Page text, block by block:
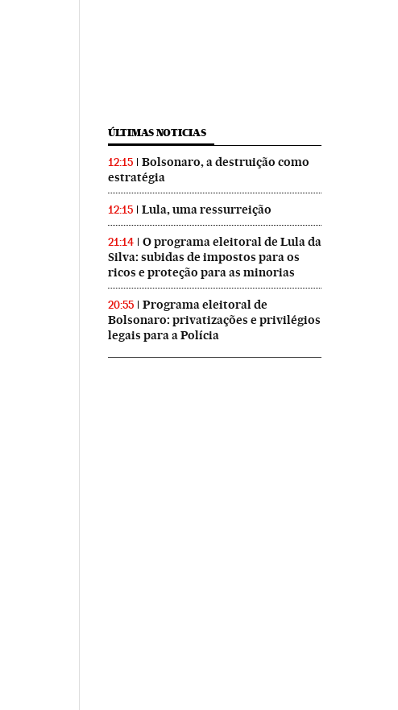
ÚLTIMAS NOTICIAS
12:15
Bolsonaro, a destruição como
estratégia
12:15 Lula, uma ressurreição
21:14
O programa eleitoral de Lula da
Silva: subidas de impostos para os
ricos e proteção para as minorias
20:55
Programa eleitoral de
Bolsonaro: privatizações e privilégios
legais para a Polícia